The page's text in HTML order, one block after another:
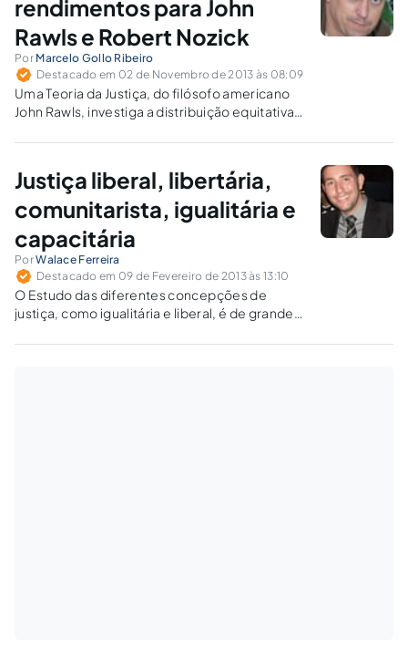
rendimentos para John
Rawls e Robert Nozick
Por Marcelo Gollo Ribeiro
Destacado em 02 de Novembro de 2013 às 08:09
Uma Teoria da Justiça, do filósofo americano
John Rawls, investiga a distribuição equitativa
como este princípio se sustenta - ou não - a
Robert Nozick.
Justiça liberal, libertária,
comunitarista, igualitária e
capacitária
PorWalace Ferreira
Destacado em 09 de Fevereiro de 2013 às 13:10
O Estudo das diferentes concepções de
justiça, como igualitária e liberal, é de grande
Direito.